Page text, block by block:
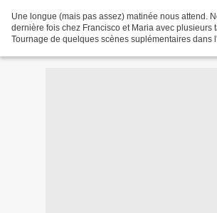
Une longue (mais pas assez) matinée nous attend.
dernière fois chez Francisco et Maria avec plusieurs
Tournage de quelques scènes suplémentaires dans